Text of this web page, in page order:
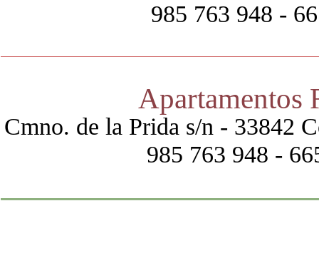
985 763 948 -
Apartamentos
Cmno. de la Prida s/n - 33842
985 763 948 -